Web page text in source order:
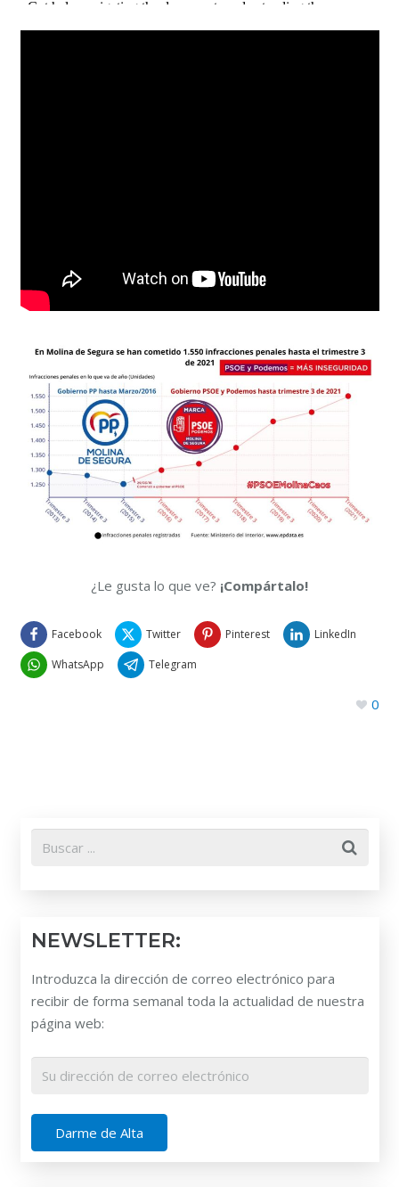
¿Le gusta lo que ve? ¡Compártalo!
Facebook Twitter Pinterest
LinkedIn
WhatsApp
Telegram
0
NEWSLETTER:
Introduzca la dirección de correo electrónico para
recibir de forma semanal toda la actualidad de nuestra
página web: